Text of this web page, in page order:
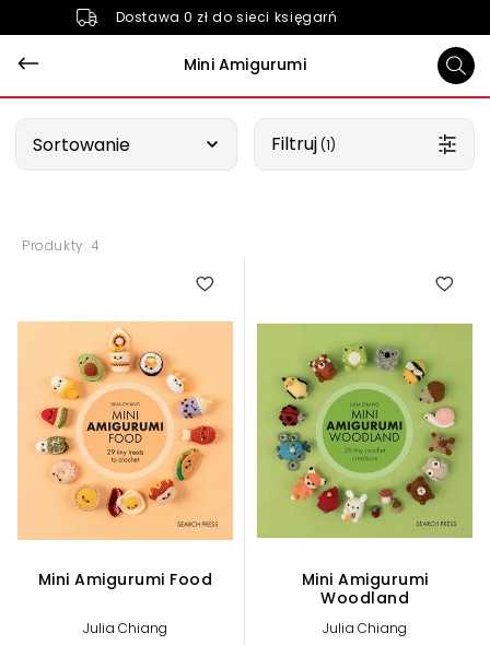
Dostawa 0 zł do sieci księgarń
Mini Amigurumi
Sortowanie Filtruj (1)
Produkty: 4
Mini Amigurumi Food
Julia Chiang
Mini Amigurumi
Woodland
Julia Chiang